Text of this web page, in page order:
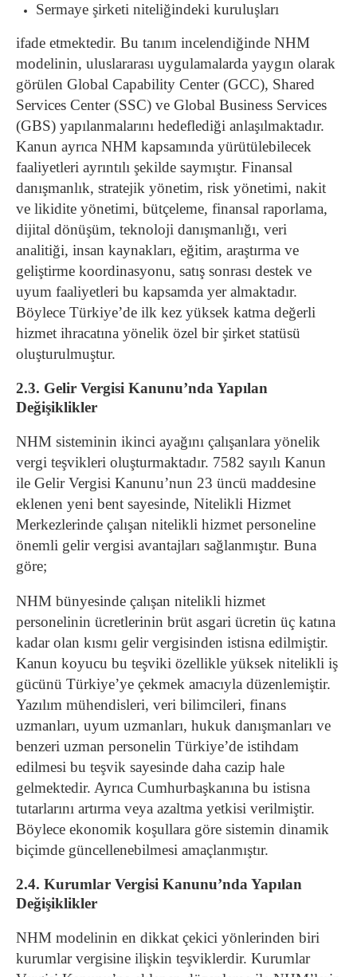
Sermaye şirketi niteliğindeki kuruluşları
ifade etmektedir. Bu tanım incelendiğinde NHM
modelinin, uluslararası uygulamalarda yaygın olarak
görülen Global Capability Center (GCC), Shared
Services Center (SSC) ve Global Business Services
(GBS) yapılanmalarını hedeflediği anlaşılmaktadır.
Kanun ayrıca NHM kapsamında yürütülebilecek
faaliyetleri ayrıntılı şekilde saymıştır. Finansal
danışmanlık, stratejik yönetim, risk yönetimi, nakit
ve likidite yönetimi, bütçeleme, finansal raporlama,
dijital dönüşüm, teknoloji danışmanlığı, veri
analitiği, insan kaynakları, eğitim, araştırma ve
geliştirme koordinasyonu, satış sonrası destek ve
uyum faaliyetleri bu kapsamda yer almaktadır.
Böylece Türkiye’de ilk kez yüksek katma değerli
hizmet ihracatına yönelik özel bir şirket statüsü
oluşturulmuştur.
2.3. Gelir Vergisi Kanunu’nda Yapılan
Değişiklikler
NHM sisteminin ikinci ayağını çalışanlara yönelik
vergi teşvikleri oluşturmaktadır. 7582 sayılı Kanun
ile Gelir Vergisi Kanunu’nun 23 üncü maddesine
eklenen yeni bent sayesinde, Nitelikli Hizmet
Merkezlerinde çalışan nitelikli hizmet personeline
önemli gelir vergisi avantajları sağlanmıştır. Buna
göre;
NHM bünyesinde çalışan nitelikli hizmet
personelinin ücretlerinin brüt asgari ücretin üç katına
kadar olan kısmı gelir vergisinden istisna edilmiştir.
Kanun koyucu bu teşviki özellikle yüksek nitelikli iş
gücünü Türkiye’ye çekmek amacıyla düzenlemiştir.
Yazılım mühendisleri, veri bilimcileri, finans
uzmanları, uyum uzmanları, hukuk danışmanları ve
benzeri uzman personelin Türkiye’de istihdam
edilmesi bu teşvik sayesinde daha cazip hale
gelmektedir. Ayrıca Cumhurbaşkanına bu istisna
tutarlarını artırma veya azaltma yetkisi verilmiştir.
Böylece ekonomik koşullara göre sistemin dinamik
biçimde güncellenebilmesi amaçlanmıştır.
2.4. Kurumlar Vergisi Kanunu’nda Yapılan
Değişiklikler
NHM modelinin en dikkat çekici yönlerinden biri
kurumlar vergisine ilişkin teşviklerdir. Kurumlar